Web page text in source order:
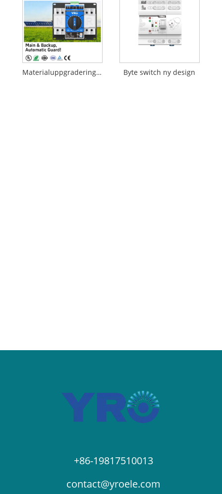
Materialuppgradering Nödströmbrytare Byte switch ny design
+86-19817510013
contact@yroele.com